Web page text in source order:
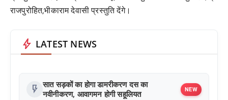
राजपुरोहित,भीकाराम देवासी प्रस्तुति देंगे।
bolt LATEST NEWS
flash_on सात सड़कों का होगा डामरीकरण दस का
नवीनीकरण, आवागमन होगी सहूलियत
NEW